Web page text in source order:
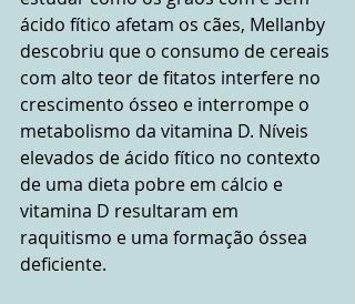
ácido fítico afetam os cães, Mellanby
descobriu que o consumo de cereais
com alto teor de fitatos interfere no
crescimento ósseo e interrompe o
metabolismo da vitamina D. Níveis
elevados de ácido fítico no contexto
de uma dieta pobre em cálcio e
vitamina D resultaram em
raquitismo e uma formação óssea
deficiente.